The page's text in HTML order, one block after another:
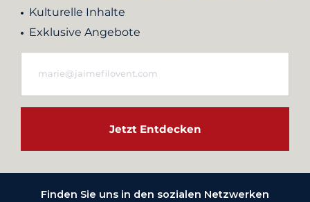
Kulturelle Inhalte
Exklusive Angebote
Jetzt Entdecken
Finden Sie uns in den sozialen Netzwerken